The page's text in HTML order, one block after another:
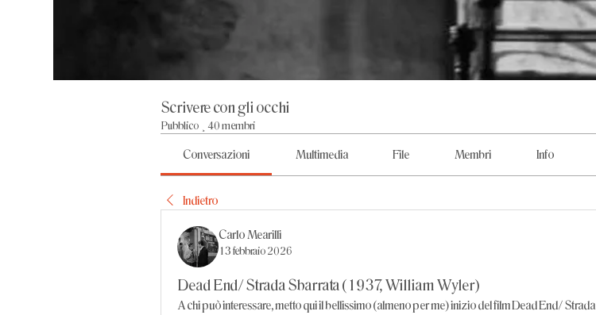
Scrivere con gli occhi
Pubblico 40 membri
Conversazioni Multimedia File Membri Info
Indietro
Carlo Mearilli
13 febbraio 2026
Dead End/ Strada Sbarrata (1937, William Wyler)
A chi può interessare, metto qui il bellissimo (almeno per me) inizio del film Dead End/ Strada